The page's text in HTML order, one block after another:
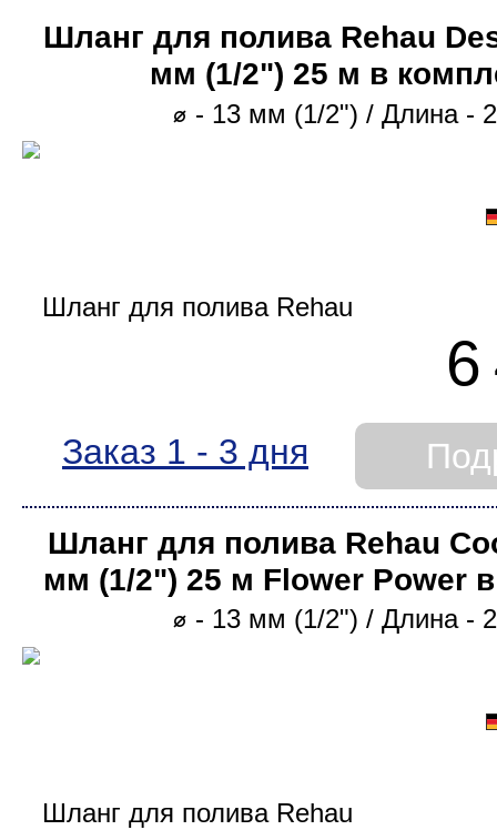
Cool Touch
Re Cycle Line
Длина бухты
Шланг для полива Rehau
мм (1/2ʺ) 25 м в
⌀ - 13 мм (1/2ʺ) / Длина -
6
Заказ 1 - 3 дня
Шланг для полива Rehau
мм (1/2ʺ) 25 м Flower Power
⌀ - 13 мм (1/2ʺ) / Длина -